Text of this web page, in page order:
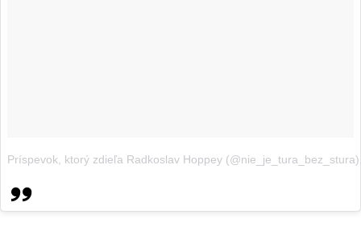
Príspevok, ktorý zdieľa Radkoslav Hoppey (@nie_je_tura_bez_stura)